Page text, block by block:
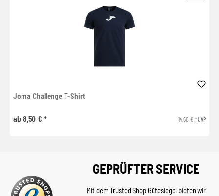
Joma Challenge T-Shirt
ab 8,50 € * 14,60 € *UVP
GEPRÜFTER SERVICE
Mit dem Trusted Shop Gütesiegel bieten wir